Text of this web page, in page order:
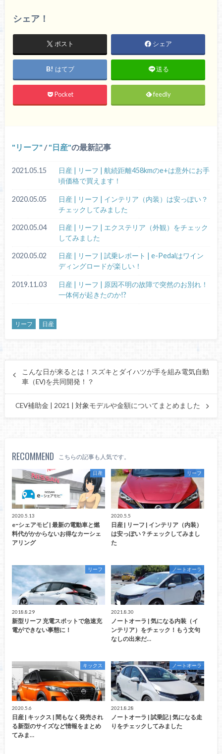
シェア！
ポスト シェア
はてブ 送る
Pocket feedly
リーフ / 日産 の最新記事
2021.05.15
日産 | リーフ | 航続距離458kmのe+は意外にお手
頃価格で買えます！
2020.05.05
日産 | リーフ | インテリア（内装）は安っぽい？
チェックしてみました
2020.05.04
日産 | リーフ | エクステリア（外観）をチェック
してみました
2020.05.02
日産 | リーフ | 試乗レポート | e-Pedalはワイン
ディングロードが楽しい！
2019.11.03
日産 | リーフ | 原因不明の故障で突然のお別れ！
一体何が起きたのか!?
リーフ 日産
こんな日が来るとは！スズキとダイハツが手を組み電気自動
車（EV)を共同開発！？
CEV補助金 | 2021 | 対象モデルや金額についてまとめました
RECOMMEND こちらの記事も人気です。
日産
2020.5.13
eｰシェアモビ | 最新の電動車と燃
料代がかからないお得なカーシェ
アリング
リーフ
2020.5.5
日産 | リーフ | インテリア（内装）
は安っぽい？チェックしてみまし
た
リーフ
2018.8.29
新型リーフ 充電スポットで急速充
電ができない事態に！
ノートオーラ
2021.8.30
ノートオーラ | 気になる内装（イ
ンテリア）をチェック！もう文句
なしの出来だ…
キックス
2020.5.6
日産 | キックス | 間もなく発売され
る新型のサイズなど情報をまとめ
てみま…
ノートオーラ
2021.8.28
ノートオーラ | 試乗記 | 気になる走
りをチェックしてみました